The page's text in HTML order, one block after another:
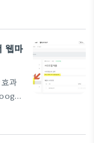
3
드
해
이
. 본
받은
웹마
과
이